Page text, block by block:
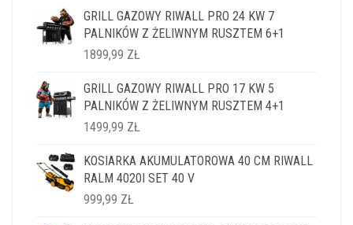
GRILL GAZOWY RIWALL PRO 24 KW 7
PALNIKÓW Z ŻELIWNYM RUSZTEM 6+1
1899,99 ZŁ
GRILL GAZOWY RIWALL PRO 17 KW 5
PALNIKÓW Z ŻELIWNYM RUSZTEM 4+1
1499,99 ZŁ
KOSIARKA AKUMULATOROWA 40 CM RIWALL
RALM 4020I SET 40 V
999,99 ZŁ